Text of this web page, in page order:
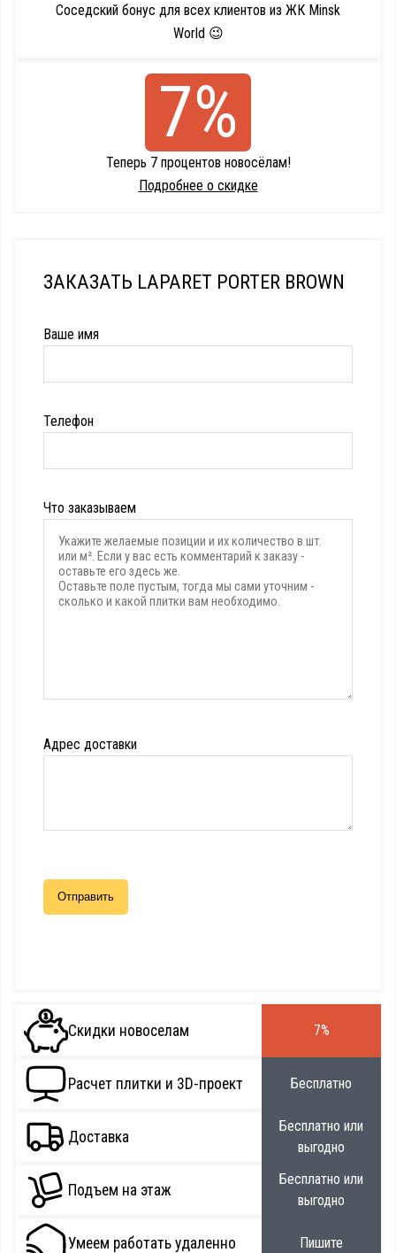
Соседский бонус для всех клиентов из ЖК Minsk
World 😉
7%
Теперь 7 процентов новосёлам!
Подробнее о скидке
ЗАКАЗАТЬ LAPARET PORTER BROWN
Ваше имя
Телефон
Что заказываем
Адрес доставки
Скидки новоселам 7%
Расчет плитки и 3D-проект Бесплатно
Доставка
Бесплатно или
выгодно
Подъем на этаж
Бесплатно или
выгодно
Умеем работать удаленно Пишите